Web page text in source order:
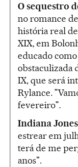
O sequestro
no romance
história real
XIX, em
educado
obstaculizada
IX, que será
Rylance.
fevereiro".
Indiana
estrear em
terá de me
anos".